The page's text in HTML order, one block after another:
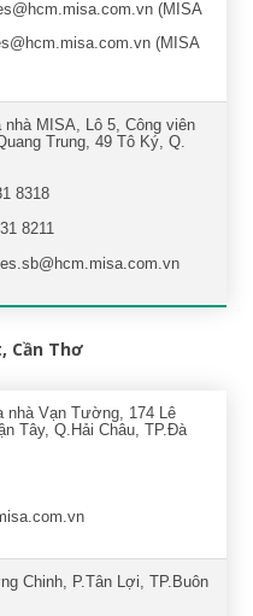
(MISA
(MISA
MISA, Lô 5, Công viên
Trung, 49 Tô Ký, Q.
8318
8211
Cần Thơ
nhà Vạn Tường, 174 Lê
Tây, Q.Hải Châu, TP.Đà
Chinh, P.Tân Lợi, TP.Buôn